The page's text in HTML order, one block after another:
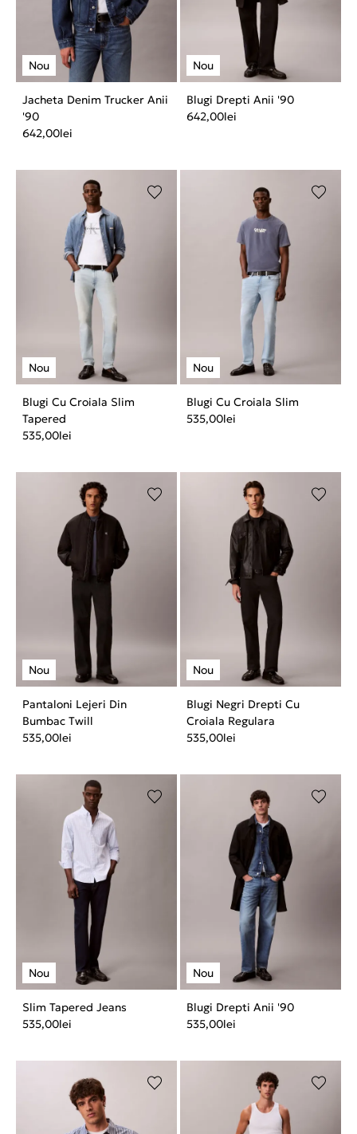
Jacheta Denim Trucker Anii
'90
642,00lei
Blugi Drepti Anii '90
642,00lei
Blugi Cu Croiala Slim
Tapered
535,00lei
Blugi Cu Croiala Slim
535,00lei
Pantaloni Lejeri Din
Bumbac Twill
535,00lei
Blugi Negri Drepti Cu
Croiala Regulara
535,00lei
Slim Tapered Jeans
535,00lei
Blugi Drepti Anii '90
535,00lei